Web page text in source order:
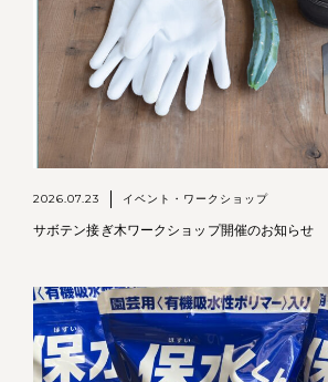
2026.07.23 イベント・ワークショップ
サボテン接ぎ木ワークショップ開催のお知らせ